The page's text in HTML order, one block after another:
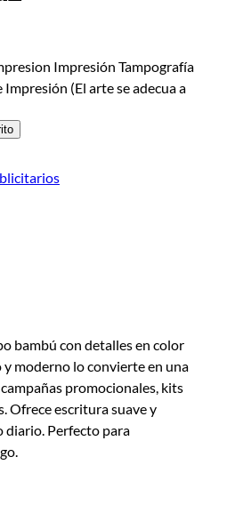
Impresión Tampografía
(El arte se adecua a
bambú con detalles en color
y moderno lo convierte en una
promocionales, kits
Ofrece escritura suave y
diario. Perfecto para